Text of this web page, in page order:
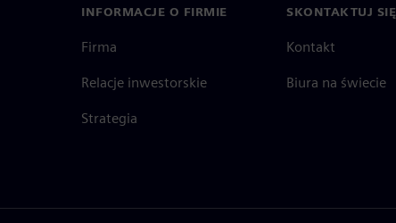
INFORMACJE O FIRMIE
Firma
Relacje inwestorskie
Strategia
SKONTAKTUJ
Kontakt
Biura na świecie